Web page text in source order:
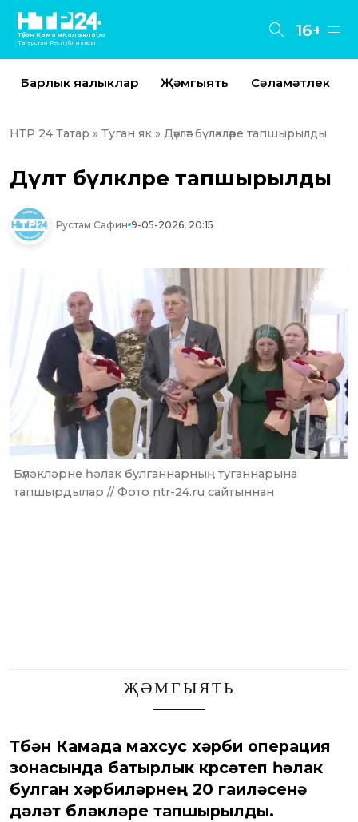
Түбән Кама яңалыклары
Татарстан Республикасы
16+
Барлык яңалыклар Җәмгыять Сәламәтлек
НТР 24 Татар » Туган як » Дәүләт бүләкләре тапшырылды
Дәүләт бүләкләре тапшырылды
Рустам Сафин 9-05-2026, 20:15
Бүләкләрне һәлак булганнарның туганнарына
тапшырдылар // Фото ntr-24.ru сайтыннан
ҖӘМГЫЯТЬ
Түбән Камада махсус хәрби операция
зонасында батырлык күрсәтеп һәлак
булган хәрбиләрнең 20 гаиләсенә
дәүләт бүләкләре тапшырылды.